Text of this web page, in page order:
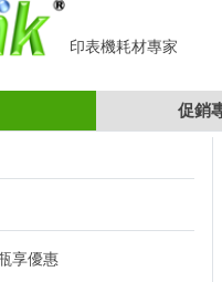
印表機耗材專家
促銷
粉匣 OKI碳粉匣 oki es8441
享優惠